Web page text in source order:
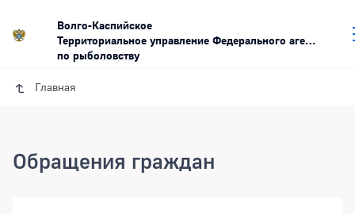
Волго-Каспийское
Территориальное управление Федерального агентства
по рыболовству
Главная
Обращения граждан